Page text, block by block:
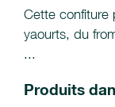
Cette confiture
yaourts, du
...
Produits